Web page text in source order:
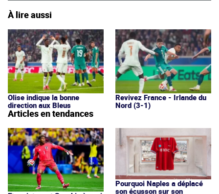
À lire aussi
Olise indique la bonne
direction aux Bleus
Revivez France - Irlande du
Nord (3-1)
Articles en tendances
Pourquoi Naples a déplacé
son écusson sur son